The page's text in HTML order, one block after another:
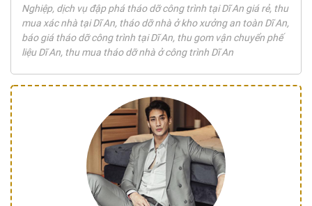
Nghiệp, dịch vụ đập phá tháo dỡ công trình tại Dĩ An giá rẻ, thu
mua xác nhà tại Dĩ An, tháo dỡ nhà ở kho xưởng an toàn Dĩ An,
báo giá tháo dỡ công trình tại Dĩ An, thu gom vận chuyển phế
liệu Dĩ An, thu mua tháo dỡ nhà ở công trình Dĩ An